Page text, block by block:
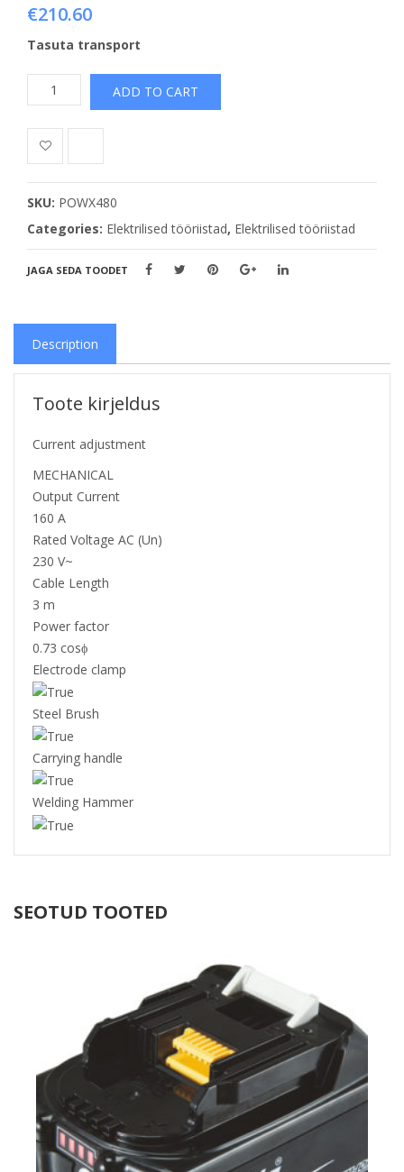
€210.60
Tasuta transport
Keevitusaparaat
160A
quantity
ADD TO CART
SKU: POWX480
Categories: Elektrilised tööriistad, Elektrilised tööriistad
JAGA SEDA TOODET
Description
Toote kirjeldus
Current adjustment
MECHANICAL
Output Current
160 A
Rated Voltage AC (Un)
230 V~
Cable Length
3 m
Power factor
0.73 cosϕ
Electrode clamp
Steel Brush
Carrying handle
Welding Hammer
SEOTUD TOOTED